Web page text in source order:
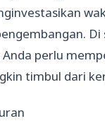
Di
perlu
timbul dari